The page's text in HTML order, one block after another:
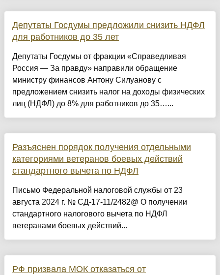
Депутаты Госдумы предложили снизить НДФЛ
для работников до 35 лет
Депутаты Госдумы от фракции «Справедливая
Россия — За правду» направили обращение
министру финансов Антону Силуанову с
предложением снизить налог на доходы физических
лиц (НДФЛ) до 8% для работников до 35…...
Разъяснен порядок получения отдельными
категориями ветеранов боевых действий
стандартного вычета по НДФЛ
Письмо Федеральной налоговой службы от 23
августа 2024 г. № СД-17-11/2482@ О получении
стандартного налогового вычета по НДФЛ
ветеранами боевых действий...
РФ призвала МОК отказаться от